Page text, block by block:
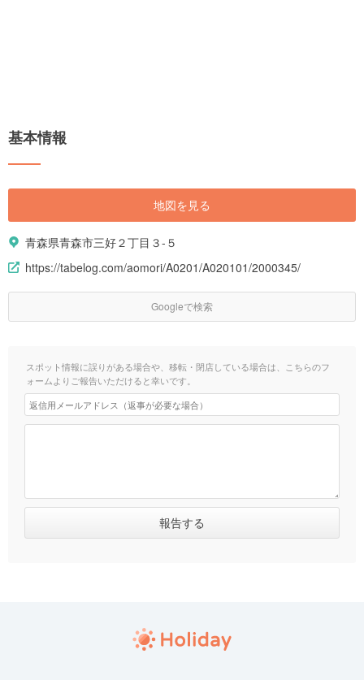
基本情報
地図を見る
青森県青森市三好２丁目３-５
https://tabelog.com/aomori/A0201/A020101/2000345/
Googleで検索
スポット情報に誤りがある場合や、移転・閉店している場合は、こちらのフ
ォームよりご報告いただけると幸いです。